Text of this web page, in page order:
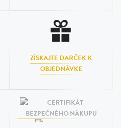
ZÍSKAJTE DARČEK K
OBJEDNÁVKE